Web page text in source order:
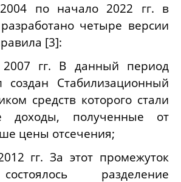
по начало 2022 гг. в
четыре версии
[3]:
гг. В данный период
Стабилизационный
средств которого стали
доходы, полученные от
цены отсечения;
гг. За этот промежуток
разделение